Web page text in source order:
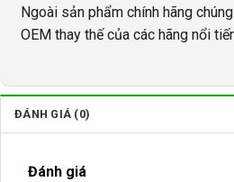
Ngoài sản phẩm chính hãng
OEM thay thế của các hãng nổi
ĐÁNH GIÁ (0)
Đánh giá